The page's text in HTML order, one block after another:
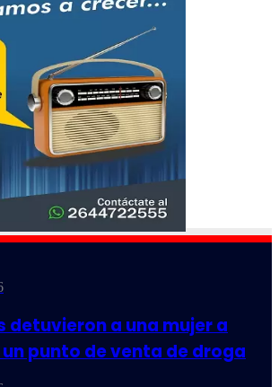
detuvieron a una mujer a
punto de venta de droga